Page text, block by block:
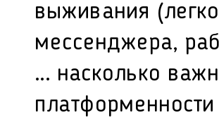
выживания
мессенджера,
... насколько